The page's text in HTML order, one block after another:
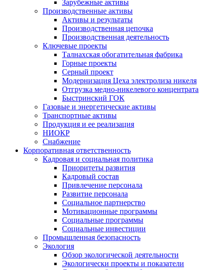
Зарубежные активы
Производственные активы
Активы и результаты
Производственная цепочка
Производственная деятельность
Ключевые проекты
Талнахская обогатительная фабрика
Горные проекты
Серный проект
Модернизация Цеха электролиза никеля
Отгрузка медно-никелевого концентрата
Быстринский ГОК
Газовые и энергетические активы
Транспортные активы
Продукция и ее реализация
НИОКР
Снабжение
Корпоративная ответственность
Кадровая и социальная политика
Приоритеты развития
Кадровый состав
Привлечение персонала
Развитие персонала
Социальное партнерство
Мотивационные программы
Социальные программы
Социальные инвестиции
Промышленная безопасность
Экология
Обзор экологической деятельности
Экологически проекты и показатели